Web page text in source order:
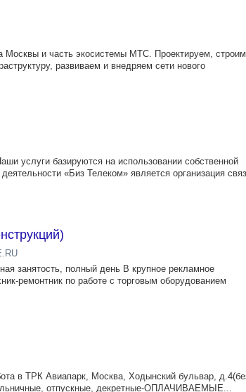
и часть экосистемы МТС. Проектируем, строим
развиваем и внедряем сети нового
услуги базируются на использовании собственной
«Биз Телеком» является организация
занятость, полный день В крупное рекламное
ремонтник по работе с торговым оборудованием
в ТРК Авиапарк, Москва, Ходынский бульвар,
отпускные, декретные-ОПЛАЧИВАЕМЫЕ...